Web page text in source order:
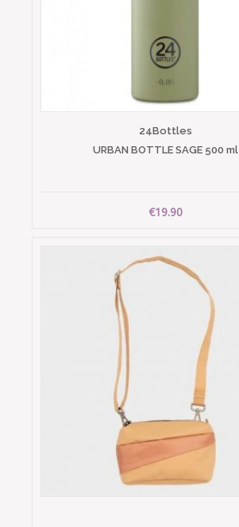
24Bottles
URBAN BOTTLE SAGE 500 ml
€19.90